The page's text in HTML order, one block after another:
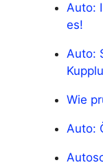
Auto:
es!
Auto:
Wie
Auto: